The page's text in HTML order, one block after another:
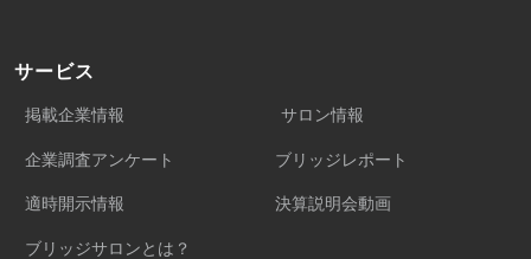
サービス
掲載企業情報 サロン情報
企業調査アンケート ブリッジレポート
適時開示情報 決算説明会動画
ブリッジサロンとは？